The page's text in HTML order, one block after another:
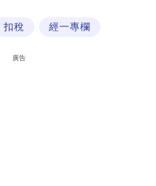
扣稅 經一專欄
廣告